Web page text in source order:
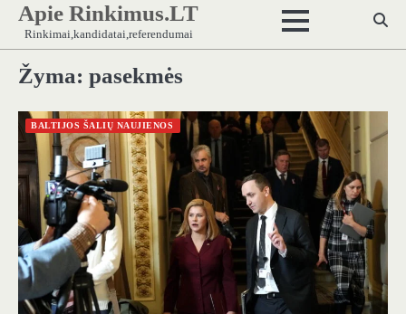
Skip
content
Apie Rinkimus.LT
Rinkimai,kandidatai,referendumai
Žyma: pasekmės
BALTIJOS ŠALIŲ NAUJIENOS